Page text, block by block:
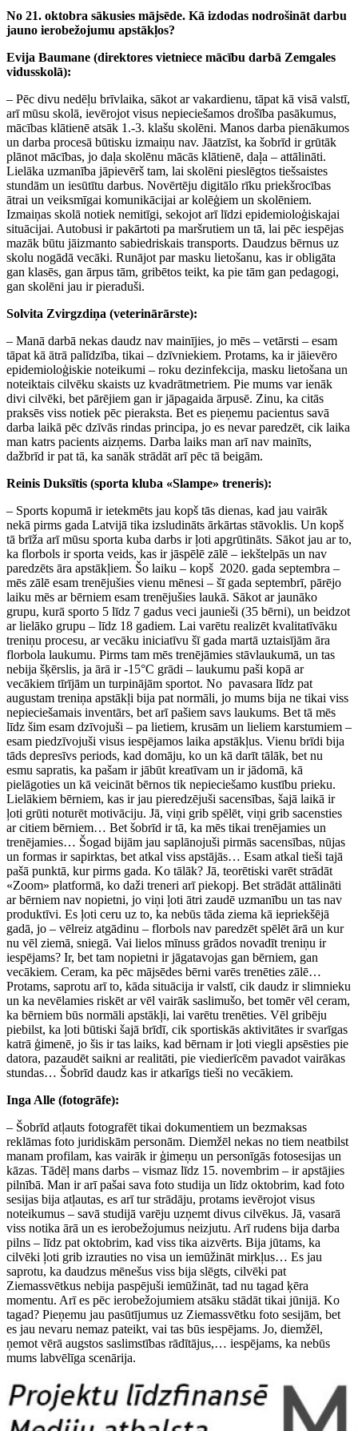
No 21. oktobra sākusies mājsēde. Kā izdodas nodrošināt darbu
jauno ierobežojumu apstākļos?
Evija Baumane (direktores vietniece mācību darbā Zemgales
vidusskolā):
– Pēc divu nedēļu brīvlaika, sākot ar vakardienu, tāpat kā visā valstī,
arī mūsu skolā, ievērojot visus nepieciešamos drošība pasākumus,
mācības klātienē atsāk 1.-3. klašu skolēni. Manos darba pienākumos
un darba procesā būtisku izmaiņu nav. Jāatzīst, ka šobrīd ir grūtāk
plānot mācības, jo daļa skolēnu mācās klātienē, daļa – attālināti.
Lielāka uzmanība jāpievērš tam, lai skolēni pieslēgtos tiešsaistes
stundām un iesūtītu darbus. Novērtēju digitālo rīku priekšrocības
ātrai un veiksmīgai komunikācijai ar kolēģiem un skolēniem.
Izmaiņas skolā notiek nemitīgi, sekojot arī līdzi epidemioloģiskajai
situācijai. Autobusi ir pakārtoti pa maršrutiem un tā, lai pēc iespējas
mazāk būtu jāizmanto sabiedriskais transports. Daudzus bērnus uz
skolu nogādā vecāki. Runājot par masku lietošanu, kas ir obligāta
gan klasēs, gan ārpus tām, gribētos teikt, ka pie tām gan pedagogi,
gan skolēni jau ir pieraduši.
Solvita Zvirgzdiņa (veterinārārste):
– Manā darbā nekas daudz nav mainījies, jo mēs – vetārsti – esam
tāpat kā ātrā palīdzība, tikai – dzīvniekiem. Protams, ka ir jāievēro
epidemioloģiskie noteikumi – roku dezinfekcija, masku lietošana un
noteiktais cilvēku skaists uz kvadrātmetriem. Pie mums var ienāk
divi cilvēki, bet pārējiem gan ir jāpagaida ārpusē. Zinu, ka citās
praksēs viss notiek pēc pieraksta. Bet es pieņemu pacientus savā
darba laikā pēc dzīvās rindas principa, jo es nevar paredzēt, cik laika
man katrs pacients aizņems. Darba laiks man arī nav mainīts,
dažbrīd ir pat tā, ka sanāk strādāt arī pēc tā beigām.
Reinis Duksītis (sporta kluba «Slampe» treneris):
– Sports kopumā ir ietekmēts jau kopš tās dienas, kad jau vairāk
nekā pirms gada Latvijā tika izsludināts ārkārtas stāvoklis. Un kopš
tā brīža arī mūsu sporta kuba darbs ir ļoti apgrūtināts. Sākot jau ar to,
ka florbols ir sporta veids, kas ir jāspēlē zālē – iekštelpās un nav
paredzēts āra apstākļiem. Šo laiku – kopš 2020. gada septembra –
mēs zālē esam trenējušies vienu mēnesi – šī gada septembrī, pārējo
laiku mēs ar bērniem esam trenējušies laukā. Sākot ar jaunāko
grupu, kurā sporto 5 līdz 7 gadus veci jaunieši (35 bērni), un beidzot
ar lielāko grupu – līdz 18 gadiem. Lai varētu realizēt kvalitatīvāku
treniņu procesu, ar vecāku iniciatīvu šī gada martā uztaisījām āra
florbola laukumu. Pirms tam mēs trenējāmies stāvlaukumā, un tas
nebija šķērslis, ja ārā ir -15°C grādi – laukumu paši kopā ar
vecākiem tīrījām un turpinājām sportot. No pavasara līdz pat
augustam treniņa apstākļi bija pat normāli, jo mums bija ne tikai viss
nepieciešamais inventārs, bet arī pašiem savs laukums. Bet tā mēs
līdz šim esam dzīvojuši – pa lietiem, krusām un lieliem karstumiem –
esam piedzīvojuši visus iespējamos laika apstākļus. Vienu brīdi bija
tāds depresīvs periods, kad domāju, ko un kā darīt tālāk, bet nu
esmu sapratis, ka pašam ir jābūt kreatīvam un ir jādomā, kā
pielāgoties un kā veicināt bērnos tik nepieciešamo kustību prieku.
Lielākiem bērniem, kas ir jau pieredzējuši sacensības, šajā laikā ir
ļoti grūti noturēt motivāciju. Jā, viņi grib spēlēt, viņi grib sacensties
ar citiem bērniem… Bet šobrīd ir tā, ka mēs tikai trenējamies un
trenējamies… Šogad bijām jau saplānojuši pirmās sacensības, nūjas
un formas ir sapirktas, bet atkal viss apstājās… Esam atkal tieši tajā
pašā punktā, kur pirms gada. Ko tālāk? Jā, teorētiski varēt strādāt
«Zoom» platformā, ko daži treneri arī piekopj. Bet strādāt attālināti
ar bērniem nav nopietni, jo viņi ļoti ātri zaudē uzmanību un tas nav
produktīvi. Es ļoti ceru uz to, ka nebūs tāda ziema kā iepriekšējā
gadā, jo – vēlreiz atgādinu – florbols nav paredzēt spēlēt ārā un kur
nu vēl ziemā, sniegā. Vai lielos mīnuss grādos novadīt treniņu ir
iespējams? Ir, bet tam nopietni ir jāgatavojas gan bērniem, gan
vecākiem. Ceram, ka pēc mājsēdes bērni varēs trenēties zālē…
Protams, saprotu arī to, kāda situācija ir valstī, cik daudz ir slimnieku
un ka nevēlamies riskēt ar vēl vairāk saslimušo, bet tomēr vēl ceram,
ka bērniem būs normāli apstākļi, lai varētu trenēties. Vēl gribēju
piebilst, ka ļoti būtiski šajā brīdī, cik sportiskās aktivitātes ir svarīgas
katrā ģimenē, jo šis ir tas laiks, kad bērnam ir ļoti viegli apsēsties pie
datora, pazaudēt saikni ar realitāti, pie viedierīcēm pavadot vairākas
stundas… Šobrīd daudz kas ir atkarīgs tieši no vecākiem.
Inga Alle (fotogrāfe):
– Šobrīd atļauts fotografēt tikai dokumentiem un bezmaksas
reklāmas foto juridiskām personām. Diemžēl nekas no tiem neatbilst
manam profilam, kas vairāk ir ģimeņu un personīgās fotosesijas un
kāzas. Tādēļ mans darbs – vismaz līdz 15. novembrim – ir apstājies
pilnībā. Man ir arī pašai sava foto studija un līdz oktobrim, kad foto
sesijas bija atļautas, es arī tur strādāju, protams ievērojot visus
noteikumus – savā studijā varēju uzņemt divus cilvēkus. Jā, vasarā
viss notika ārā un es ierobežojumus neizjutu. Arī rudens bija darba
pilns – līdz pat oktobrim, kad viss tika aizvērts. Bija jūtams, ka
cilvēki ļoti grib izrauties no visa un iemūžināt mirkļus… Es jau
saprotu, ka daudzus mēnešus viss bija slēgts, cilvēki pat
Ziemassvētkus nebija paspējuši iemūžināt, tad nu tagad ķēra
momentu. Arī es pēc ierobežojumiem atsāku stādāt tikai jūnijā. Ko
tagad? Pieņemu jau pasūtījumus uz Ziemassvētku foto sesijām, bet
es jau nevaru nemaz pateikt, vai tas būs iespējams. Jo, diemžēl,
ņemot vērā augstos saslimstības rādītājus,… iespējams, ka nebūs
mums labvēlīga scenārija.